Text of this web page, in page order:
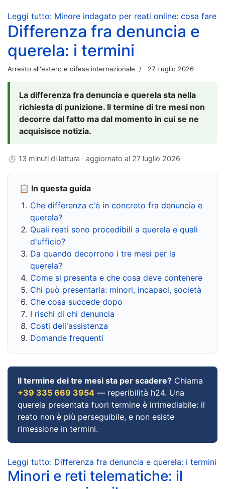
Leggi tutto: Minore indagato per reati online: cosa fare
Differenza fra denuncia e
querela: i termini
Arresto all'estero e difesa internazionale 27 Luglio 2026
La differenza fra denuncia e querela sta nella
richiesta di punizione. Il termine di tre mesi non
decorre dal fatto ma dal momento in cui se ne
acquisisce notizia.
⏱ 13 minuti di lettura · aggiornato al 27 luglio 2026
📋 In questa guida
Che differenza c'è in concreto fra denuncia e
querela?
Quali reati sono procedibili a querela e quali
d'ufficio?
Da quando decorrono i tre mesi per la
querela?
Come si presenta e che cosa deve contenere
Chi può presentarla: minori, incapaci, società
Che cosa succede dopo
I rischi di chi denuncia
Costi dell'assistenza
Domande frequenti
Il termine dei tre mesi sta per scadere? Chiama
+39 335 669 3954 — reperibilità h24. Una
querela presentata fuori termine è irrimediabile: il
reato non è più perseguibile, e non esiste
rimessione in termini.
Leggi tutto: Differenza fra denuncia e querela: i termini
Minori e reti telematiche: il